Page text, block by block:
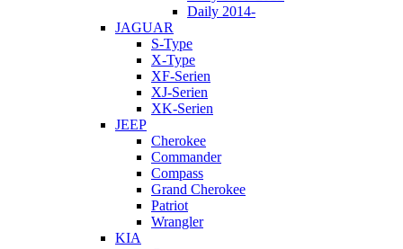
Daily 2014-
JAGUAR
S-Type
X-Type
XF-Serien
XJ-Serien
XK-Serien
JEEP
Cherokee
Commander
Compass
Grand Cherokee
Patriot
Wrangler
KIA